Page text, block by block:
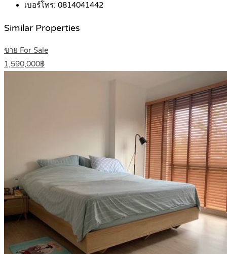
เบอร์โทร: 0814041442
Similar Properties
ขาย For Sale
1,590,000฿